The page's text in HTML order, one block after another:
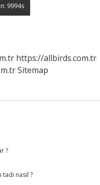
https://allbirds.com.tr
Sitemap
?
nasıl ?